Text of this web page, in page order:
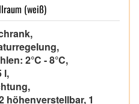
(weiß)
2°C - 8°C,
l,
höhenverstellbar, 1